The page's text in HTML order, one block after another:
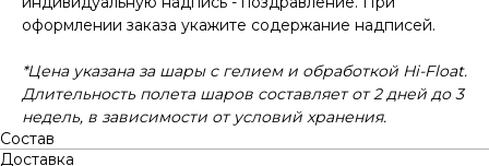
оформлении заказа укажите содержание надписей.
*Цена указана за шары с гелием и обработкой Hi-Float.
Длительность полета шаров составляет от 2 дней до 3
недель, в зависимости от условий хранения.
Состав
Доставка